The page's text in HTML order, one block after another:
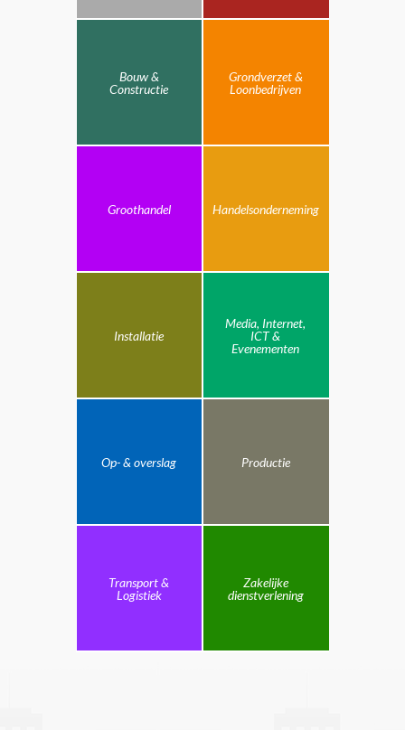
Bouw &
Constructie
Grondverzet &
Loonbedrijven
Groothandel Handelsonderneming
Installatie
Media, Internet,
ICT &
Evenementen
Op- & overslag Productie
Transport &
Logistiek
Zakelijke
dienstverlening